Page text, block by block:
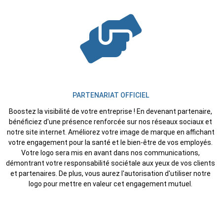
PARTENARIAT OFFICIEL
Boostez la visibilité de votre entreprise ! En devenant partenaire,
bénéficiez d'une présence renforcée sur nos réseaux sociaux et
notre site internet. Améliorez votre image de marque en affichant
votre engagement pour la santé et le bien-être de vos employés.
Votre logo sera mis en avant dans nos communications,
démontrant votre responsabilité sociétale aux yeux de vos clients
et partenaires. De plus, vous aurez l'autorisation d'utiliser notre
logo pour mettre en valeur cet engagement mutuel.